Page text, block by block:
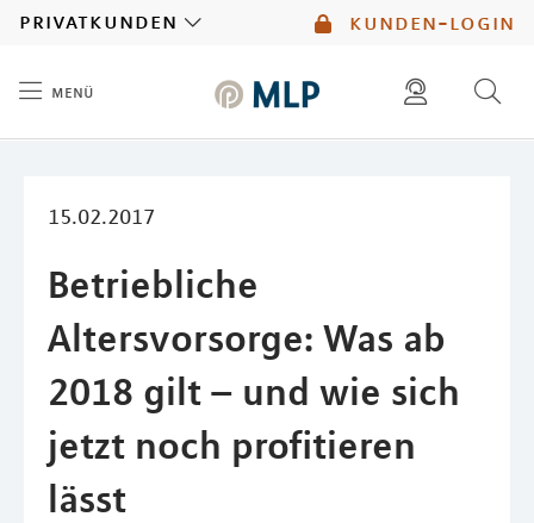
kunden-login
privatkunden
menü
15.02.2017
Betriebliche
Altersvorsorge: Was ab
2018 gilt – und wie sich
jetzt noch profitieren
lässt